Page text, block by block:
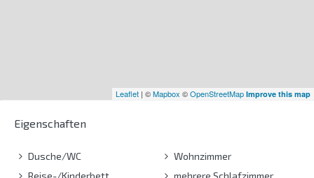
Leaflet | ©Mapbox ©OpenStreetMap Improve this map
Eigenschaften
Dusche/WC
Reise-/Kinderbett
Wohnzimmer
mehrere Schlafzimmer